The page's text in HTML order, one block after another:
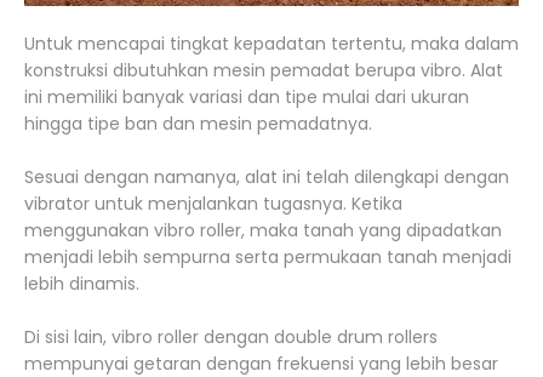
Untuk mencapai tingkat kepadatan tertentu, maka dalam
konstruksi dibutuhkan mesin pemadat berupa vibro. Alat
ini memiliki banyak variasi dan tipe mulai dari ukuran
hingga tipe ban dan mesin pemadatnya.
Sesuai dengan namanya, alat ini telah dilengkapi dengan
vibrator untuk menjalankan tugasnya. Ketika
menggunakan vibro roller, maka tanah yang dipadatkan
menjadi lebih sempurna serta permukaan tanah menjadi
lebih dinamis.
Di sisi lain, vibro roller dengan double drum rollers
mempunyai getaran dengan frekuensi yang lebih besar